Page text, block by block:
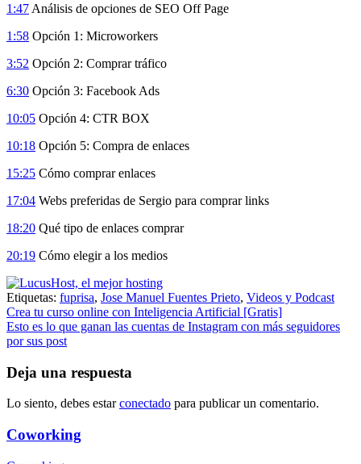
1:47 Análisis de opciones de SEO Off Page
1:58 Opción 1: Microworkers
3:52 Opción 2: Comprar tráfico
6:30 Opción 3: Facebook Ads
10:05 Opción 4: CTR BOX
10:18 Opción 5: Compra de enlaces
15:25 Cómo comprar enlaces
17:04 Webs preferidas de Sergio para comprar links
18:20 Qué tipo de enlaces comprar
20:19 Cómo elegir a los medios
Etiquetas: fuprisa, Jose Manuel Fuentes Prieto, Videos y Podcast
Navegación
de
Crea tu curso online con Inteligencia Artificial [Gratis]
Esto es lo que ganan las cuentas de Instagram con más seguidores
por sus post
Deja una respuesta
Lo siento, debes estarconectado para publicar un comentario.
Coworking